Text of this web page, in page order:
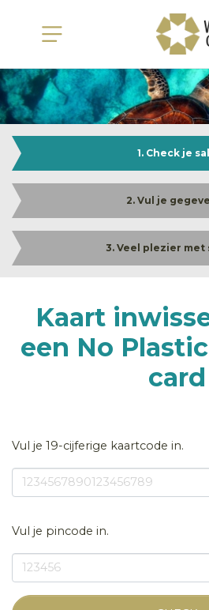
1. Check je
2. Vul je
3. Veel plezier met
Kaart
een No
card
Vul je 19-cijferige kaartcode in.
Vul je pincode in.